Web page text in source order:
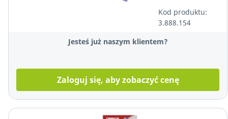
opakowanie 100
sztuk*
Kod produktu:
3.888.154
Jesteś już naszym klientem?
Zaloguj się, aby zobaczyć cenę